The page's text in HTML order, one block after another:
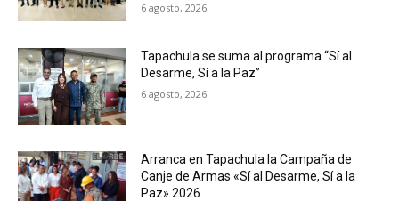
6 agosto, 2026
Tapachula se suma al programa “Sí al
Desarme, Sí a la Paz”
6 agosto, 2026
Arranca en Tapachula la Campaña de
Canje de Armas «Sí al Desarme, Sí a la
Paz» 2026